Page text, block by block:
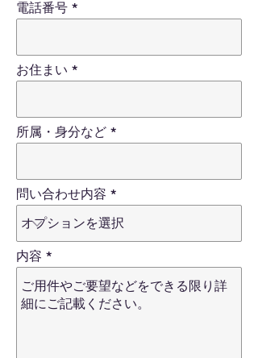
電話番号
お住まい
所属・身分など
問い合わせ内容
内容